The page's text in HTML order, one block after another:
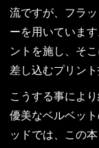
流ですが、フラ
ーを用いていま
ントを施し、そ
差し込むプリント
こうする事によ
優美なベルベッ
ッドでは、この